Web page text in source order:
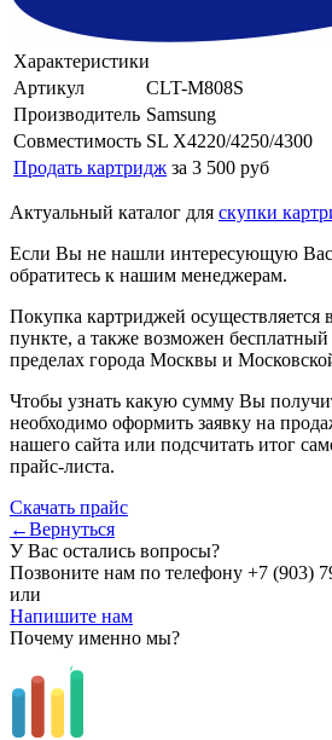
Характеристики
Артикул
CLT-M808S
Производитель Samsung
Совместимость SL X4220/4250/4300
Продать картридж за 3 500 руб
Актуальный каталог для скупки
Если Вы не нашли интересующую Вас
обратитесь к нашим менеджерам.
Покупка картриджей
пункте, а также возможен бесплатный
пределах города Москвы и
Чтобы узнать какую сумму Вы
необходимо оформить заявку на
нашего сайта или подсчитать итог
прайс-листа.
Скачать прайс
←Вернуться
У Вас остались вопросы?
Позвоните нам по телефону +7 (903)
или
Напишите нам
Почему именно мы?